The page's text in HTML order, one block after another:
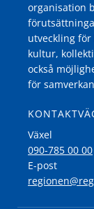
organisation
utveckling
kultur,
också
för
Växel
090-785 00 00
E-post